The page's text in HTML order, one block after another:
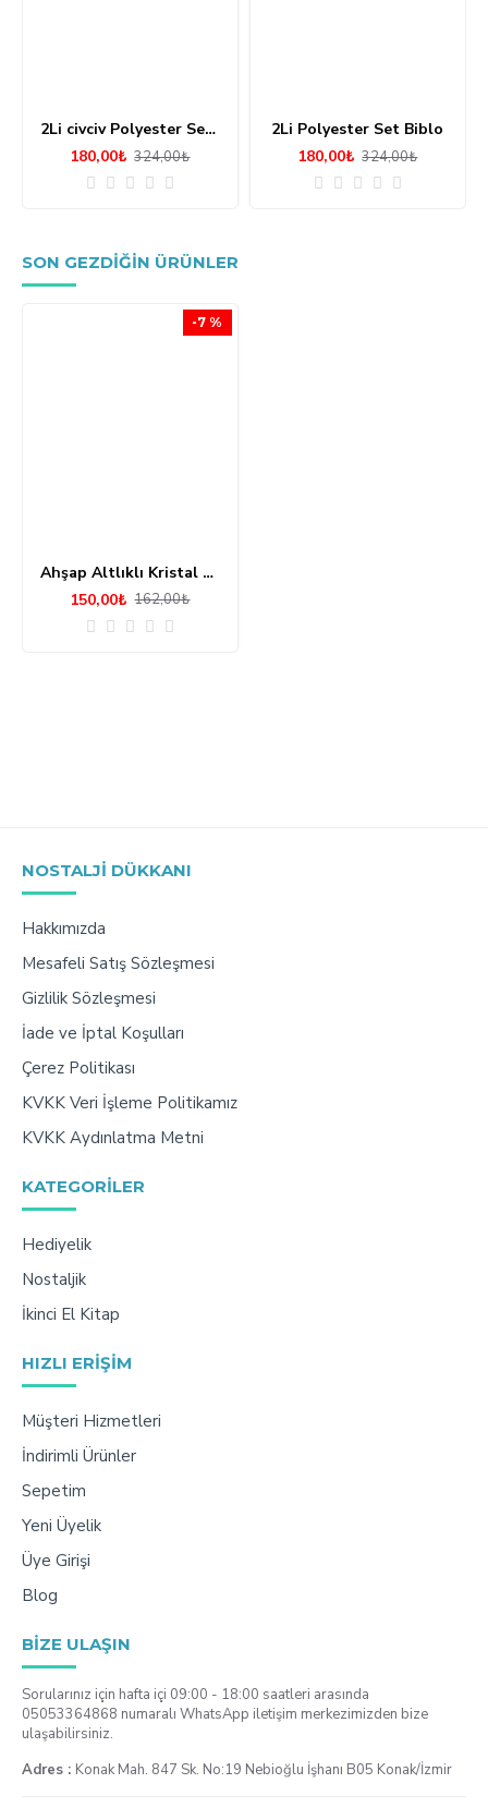
2Li civciv Polyester Set Biblo
180,00₺ 324,00₺
2Li Polyester Set Biblo
180,00₺ 324,00₺
SON GEZDIĞIN ÜRÜNLER
-7 %
Ahşap Altlıklı Kristal Lamba Yunus
150,00₺ 162,00₺
NOSTALJI DÜKKANI
Hakkımızda
Mesafeli Satış Sözleşmesi
Gizlilik Sözleşmesi
İade ve İptal Koşulları
Çerez Politikası
KVKK Veri İşleme Politikamız
KVKK Aydınlatma Metni
KATEGORILER
Hediyelik
Nostaljik
İkinci El Kitap
HIZLI ERIŞIM
Müşteri Hizmetleri
İndirimli Ürünler
Sepetim
Yeni Üyelik
Üye Girişi
Blog
BIZE ULAŞIN
Sorularınız için hafta içi 09:00 - 18:00 saatleri arasında
05053364868 numaralı WhatsApp iletişim merkezimizden bize
ulaşabilirsiniz.
Adres : Konak Mah. 847 Sk. No:19 Nebioğlu İşhanı B05 Konak/İzmir